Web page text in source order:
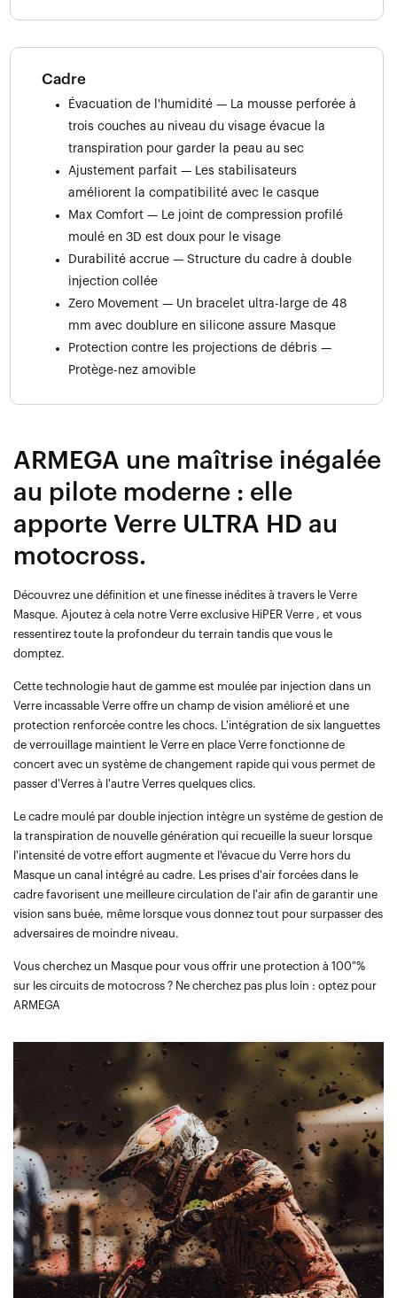
Cadre
Évacuation de l'humidité — La mousse perforée à
trois couches au niveau du visage évacue la
transpiration pour garder la peau au sec
Ajustement parfait — Les stabilisateurs
améliorent la compatibilité avec le casque
Max Comfort — Le joint de compression profilé
moulé en 3D est doux pour le visage
Durabilité accrue — Structure du cadre à double
injection collée
Zero Movement — Un bracelet ultra-large de 48
mm avec doublure en silicone assure Masque
Protection contre les projections de débris —
Protège-nez amovible
ARMEGA une maîtrise inégalée
au pilote moderne : elle
apporte Verre ULTRA HD au
motocross.
Découvrez une définition et une finesse inédites à travers le Verre
Masque. Ajoutez à cela notre Verre exclusive HiPER Verre , et vous
ressentirez toute la profondeur du terrain tandis que vous le
domptez.
Cette technologie haut de gamme est moulée par injection dans un
Verre incassable Verre offre un champ de vision amélioré et une
protection renforcée contre les chocs. L'intégration de six languettes
de verrouillage maintient le Verre en place Verre fonctionne de
concert avec un système de changement rapide qui vous permet de
passer d'Verres à l'autre Verres quelques clics.
Le cadre moulé par double injection intègre un système de gestion de
la transpiration de nouvelle génération qui recueille la sueur lorsque
l'intensité de votre effort augmente et l'évacue du Verre hors du
Masque un canal intégré au cadre. Les prises d'air forcées dans le
cadre favorisent une meilleure circulation de l'air afin de garantir une
vision sans buée, même lorsque vous donnez tout pour surpasser des
adversaires de moindre niveau.
Vous cherchez un Masque pour vous offrir une protection à 100 %
sur les circuits de motocross ? Ne cherchez pas plus loin : optez pour
ARMEGA